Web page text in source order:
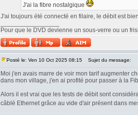
J'ai la fibre nostalgique
J'ai toujours été connecté en filaire, le débit est
Pour que le DVD devienne un sous-verre ou un
Posté le: Ven 10 Oct 2025 08:15 Sujet du message:
Moi j'en avais marre de voir mon tarif augmenter
dans mon village, j'en ai profité pour passer à la
Alors il est vrai que les tests de débit sont
câblé Ethernet grâce au vide d'air présent dans